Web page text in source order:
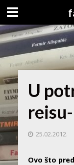
U
25.02.2012.
Ovo što